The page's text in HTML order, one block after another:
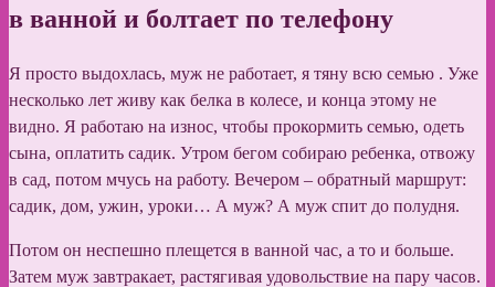
в ванной и болтает по телефону
Я просто выдохлась, муж не работает, я тяну всю семью . Уже
несколько лет живу как белка в колесе, и конца этому не
видно. Я работаю на износ, чтобы прокормить семью, одеть
сына, оплатить садик. Утром бегом собираю ребенка, отвожу
в сад, потом мчусь на работу. Вечером – обратный маршрут:
садик, дом, ужин, уроки… А муж? А муж спит до полудня.
Потом он неспешно плещется в ванной час, а то и больше.
Затем муж завтракает, растягивая удовольствие на пару часов.